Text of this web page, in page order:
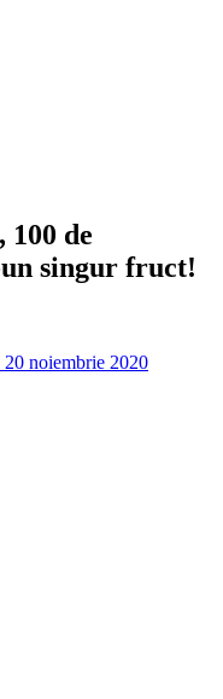
de
singur fruct!
noiembrie 2020